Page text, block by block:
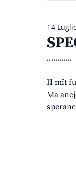
14
............
Il mît
Ma